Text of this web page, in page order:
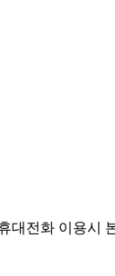
대전화 이용시